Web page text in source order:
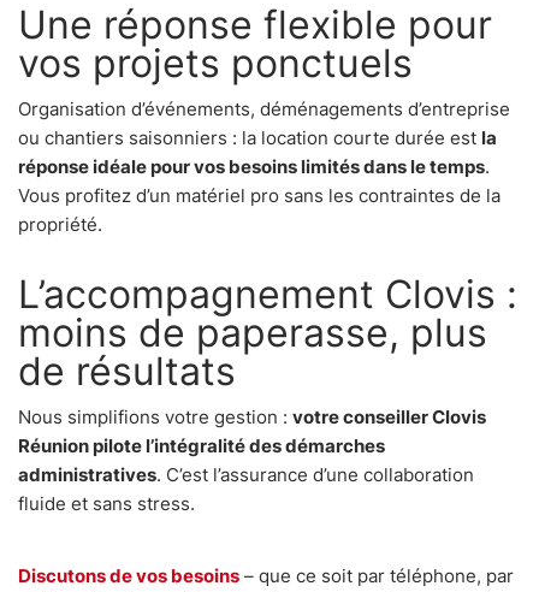
Une réponse flexible pour
vos projets ponctuels
Organisation d’événements, déménagements d’entreprise
ou chantiers saisonniers : la location courte durée est la
réponse idéale pour vos besoins limités dans le temps.
Vous profitez d’un matériel pro sans les contraintes de la
propriété.
L’accompagnement Clovis :
moins de paperasse, plus
de résultats
Nous simplifions votre gestion : votre conseiller Clovis
Réunion pilote l’intégralité des démarches
administratives. C’est l’assurance d’une collaboration
fluide et sans stress.
Discutons de vos besoins – que ce soit par téléphone, par